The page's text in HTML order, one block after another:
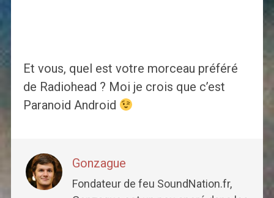
Et vous, quel est votre morceau préféré
de Radiohead ? Moi je crois que c’est
Paranoid Android
Gonzague
Fondateur de feu SoundNation.fr,